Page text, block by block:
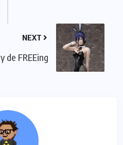
NEXT
de FREEing